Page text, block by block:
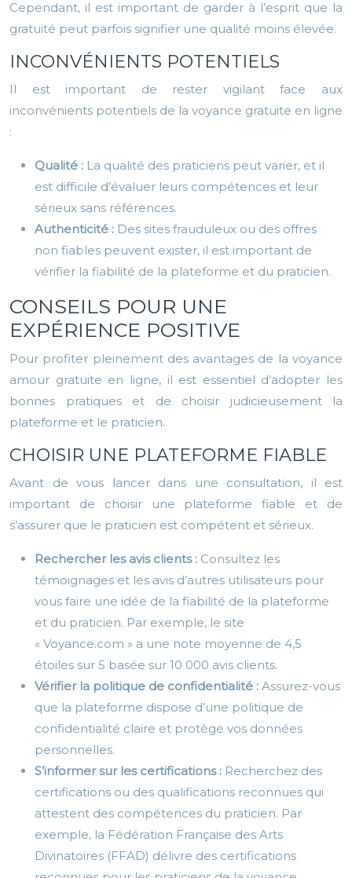
Cependant, il est important de garder à l’esprit que la
gratuité peut parfois signifier une qualité moins élevée.
INCONVÉNIENTS POTENTIELS
Il est important de rester vigilant face aux
inconvénients potentiels de la voyance gratuite en ligne
:
Qualité : La qualité des praticiens peut varier, et il
est difficile d’évaluer leurs compétences et leur
sérieux sans références.
Authenticité : Des sites frauduleux ou des offres
non fiables peuvent exister, il est important de
vérifier la fiabilité de la plateforme et du praticien.
CONSEILS POUR UNE
EXPÉRIENCE POSITIVE
Pour profiter pleinement des avantages de la voyance
amour gratuite en ligne, il est essentiel d’adopter les
bonnes pratiques et de choisir judicieusement la
plateforme et le praticien.
CHOISIR UNE PLATEFORME FIABLE
Avant de vous lancer dans une consultation, il est
important de choisir une plateforme fiable et de
s’assurer que le praticien est compétent et sérieux.
Rechercher les avis clients : Consultez les
témoignages et les avis d’autres utilisateurs pour
vous faire une idée de la fiabilité de la plateforme
et du praticien. Par exemple, le site
« Voyance.com » a une note moyenne de 4,5
étoiles sur 5 basée sur 10 000 avis clients.
Vérifier la politique de confidentialité : Assurez-vous
que la plateforme dispose d’une politique de
confidentialité claire et protège vos données
personnelles.
S’informer sur les certifications : Recherchez des
certifications ou des qualifications reconnues qui
attestent des compétences du praticien. Par
exemple, la Fédération Française des Arts
Divinatoires (FFAD) délivre des certifications